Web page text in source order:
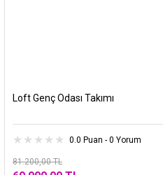
Loft Genç Odası Takımı
0.0 Puan - 0 Yorum
81.200,00 TL